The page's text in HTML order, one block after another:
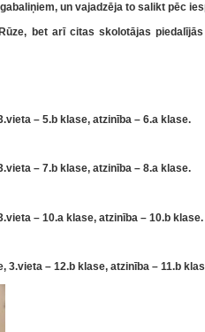
un vajadzēja to salikt pēc
bet arī citas skolotājas piedalījās
– 5.b klase, atzinība – 6.a klase.
– 7.b klase, atzinība – 8.a klase.
– 10.a klase, atzinība – 10.b klase.
3.vieta – 12.b klase, atzinība – 11.b